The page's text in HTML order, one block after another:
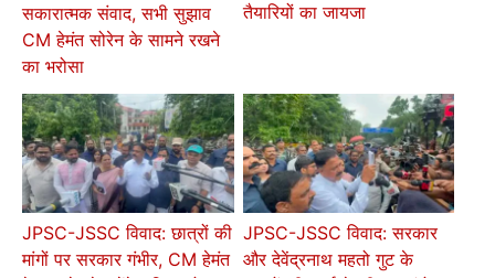
सकारात्मक संवाद, सभी सुझाव
CM हेमंत सोरेन के सामने रखने
का भरोसा
तैयारियों का जायजा
JPSC-JSSC विवाद: छात्रों की
मांगों पर सरकार गंभीर, CM हेमंत
JPSC-JSSC विवाद: सरकार
और देवेंद्रनाथ महतो गुट के